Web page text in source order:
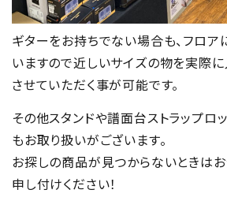
ギターをお持ちでない場合も、フロ
いますので近しいサイズの物を実際
させていただく事が可能です。
その他スタンドや譜面台ストラップロ
もお取り扱いがございます。
お探しの商品が見つからないときは
申し付けください！